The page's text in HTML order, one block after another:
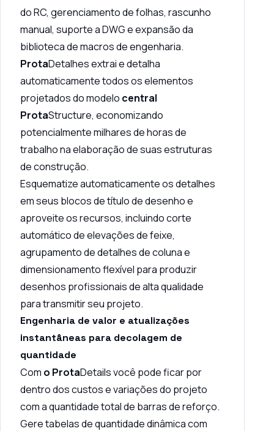
do RC, gerenciamento de folhas, rascunho
manual, suporte a DWG e expansão da
biblioteca de macros de engenharia.
ProtaDetalhes extrai e detalha
automaticamente todos os elementos
projetados do modelo central
ProtaStructure, economizando
potencialmente milhares de horas de
trabalho na elaboração de suas estruturas
de construção.
Esquematize automaticamente os detalhes
em seus blocos de título de desenho e
aproveite os recursos, incluindo corte
automático de elevações de feixe,
agrupamento de detalhes de coluna e
dimensionamento flexível para produzir
desenhos profissionais de alta qualidade
para transmitir seu projeto.
Engenharia de valor e atualizações
instantâneas para decolagem de
quantidade
Com o ProtaDetails você pode ficar por
dentro dos custos e variações do projeto
com a quantidade total de barras de reforço.
Gere tabelas de quantidade dinâmica com